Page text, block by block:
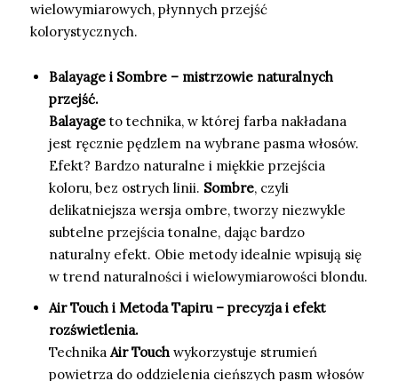
wielowymiarowych, płynnych przejść
kolorystycznych.
Balayage i Sombre – mistrzowie naturalnych
przejść.
Balayage to technika, w której farba nakładana
jest ręcznie pędzlem na wybrane pasma włosów.
Efekt? Bardzo naturalne i miękkie przejścia
koloru, bez ostrych linii. Sombre, czyli
delikatniejsza wersja ombre, tworzy niezwykle
subtelne przejścia tonalne, dając bardzo
naturalny efekt. Obie metody idealnie wpisują się
w trend naturalności i wielowymiarowości blondu.
Air Touch i Metoda Tapiru – precyzja i efekt
rozświetlenia.
TechnikaAir Touch wykorzystuje strumień
powietrza do oddzielenia cieńszych pasm włosów